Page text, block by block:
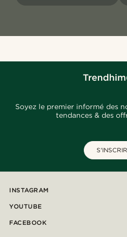
Soyez le premier informé des
tendances & des
INSTAGRAM
YOUTUBE
FACEBOOK